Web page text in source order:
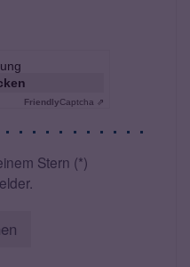
FriendlyCaptcha ⇗
Stern (*)